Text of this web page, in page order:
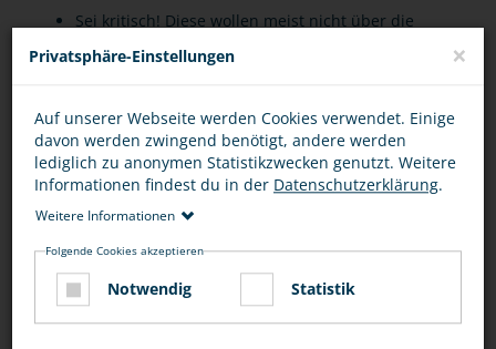
Sei kritisch! Diese wollen meist nicht über die
"Wahrheit" informieren, sondern diese
Wenn es dich nicht besonders interessiert:
verlasse die Seite und beschäftige dich besser
mit anderen Inhalten.
Sprich mit Eltern, Lehrern oder anderen
Vertrauenspersonen über die Seiten.
Privatsphäre-Einstellungen ×
Auf unserer Webseite werden Cookies verwendet. Einige
davon werden zwingend benötigt, andere werden
lediglich zu anonymen Statistikzwecken genutzt. Weitere
Informationen findest du in der Datenschutzerklärung.
Weitere Informationen
Folgende Cookies akzeptieren
Notwendig Statistik